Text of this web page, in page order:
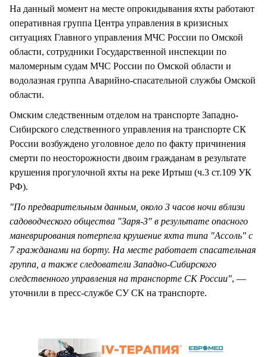
На данный момент на месте опрокидывания яхты работают
оперативная группа Центра управления в кризисных
ситуациях Главного управления МЧС России по Омской
области, сотрудники Государственной инспекции по
маломерным судам МЧС России по Омской области и
водолазная группа Аварийно-спасательной службы Омской
области.
Омским следственным отделом на транспорте Западно-
Сибирского следственного управления на транспорте СК
России возбуждено уголовное дело по факту причинения
смерти по неосторожности двоим гражданам в результате
крушения прогулочной яхты на реке Иртыш (ч.3 ст.109 УК
РФ).
"По предварительным данным, около 3 часов ночи вблизи
садоводческого общества "Заря-3" в результате опасного
маневрирования потерпела крушение яхта типа "Ассоль" с
7 гражданами на борту. На месте работает спасательная
группа, а также следователи Западно-Сибирского
следственного управления на транспорте СК России", —
уточнили в пресс-службе СУ СК на транспорте.